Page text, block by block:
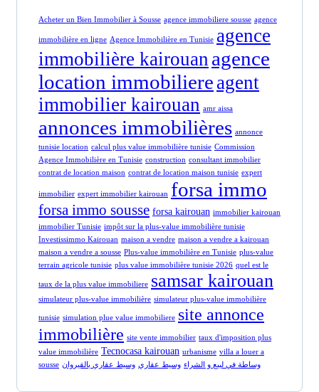
Acheter un Bien Immobilier à Sousse agence immobiliere sousse agence
immobilière en ligne Agence Immobilière en Tunisie agence
immobilière kairouan agence
location immobiliere agent
immobilier kairouan amr aissa
annonces immobilières annonce
tunisie location calcul plus value immobilière tunisie Commission
Agence Immobilière en Tunisie construction consultant immobilier
contrat de location maison contrat de location maison tunisie expert
immobilier expert immobilier kairouan forsa immo
forsa immo sousse forsa kairouan immobilier kairouan
immobilier Tunisie impôt sur la plus-value immobilière tunisie
Investissimmo Kairouan maison a vendre maison a vendre a kairouan
maison a vendre a sousse Plus-value immobilière en Tunisie plus-value
terrain agricole tunisie plus value immobilière tunisie 2026 quel est le
taux de la plus value immobiliere samsar kairouan
simulateur plus-value immobilière simulateur plus-value immobilière
tunisie simulation plue value immobiliere site annonce
immobilière site vente immobilier taux d'imposition plus
value immobilière Tecnocasa kairouan urbanisme villa a louer a
sousse
وساطة في لبيع و الشراء وسيط عقاري وسيط عقاري بالقيروان